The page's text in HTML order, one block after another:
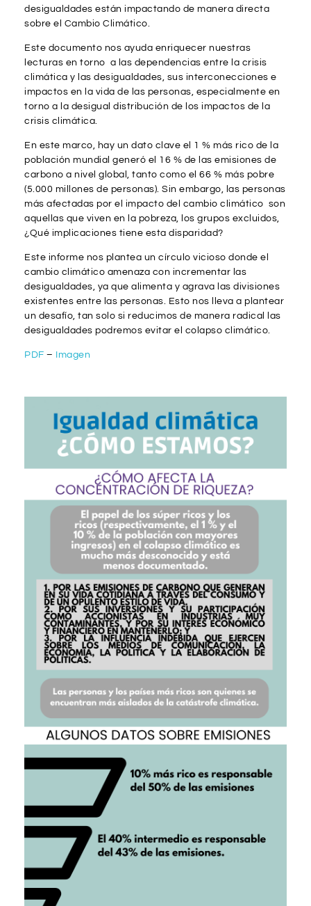
desigualdades están impactando de manera directa
sobre el Cambio Climático.
Este documento nos ayuda enriquecer nuestras
lecturas en torno a las dependencias entre la crisis
climática y las desigualdades, sus interconecciones e
impactos en la vida de las personas, especialmente en
torno a la desigual distribución de los impactos de la
crisis climática.
En este marco, hay un dato clave el 1 % más rico de la
población mundial generó el 16 % de las emisiones de
carbono a nivel global, tanto como el 66 % más pobre
(5.000 millones de personas). Sin embargo, las personas
más afectadas por el impacto del cambio climático son
aquellas que viven en la pobreza, los grupos excluidos,
¿Qué implicaciones tiene esta disparidad?
Este informe nos plantea un círculo vicioso donde el
cambio climático amenaza con incrementar las
desigualdades, ya que alimenta y agrava las divisiones
existentes entre las personas. Esto nos lleva a plantear
un desafío, tan solo si reducimos de manera radical las
desigualdades podremos evitar el colapso climático.
PDF – Imagen